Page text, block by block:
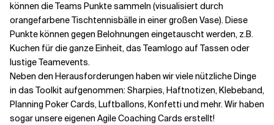
können die Teams Punkte sammeln (visualisiert durch
orangefarbene Tischtennisbälle in einer großen Vase). Diese
Punkte können gegen Belohnungen eingetauscht werden, z.B.
Kuchen für die ganze Einheit, das Teamlogo auf Tassen oder
lustige Teamevents.
Neben den Herausforderungen haben wir viele nützliche Dinge
in das Toolkit aufgenommen: Sharpies, Haftnotizen, Klebeband,
Planning Poker Cards, Luftballons, Konfetti und mehr. Wir haben
sogar unsere eigenen Agile Coaching Cards erstellt!